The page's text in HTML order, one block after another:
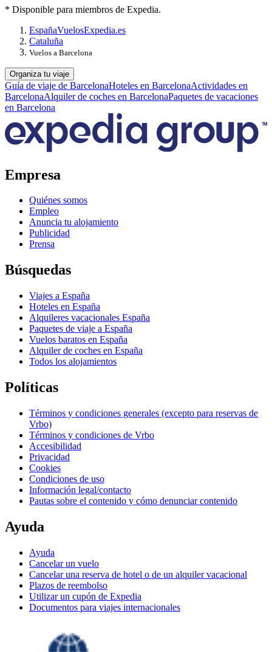
* Disponible para miembros de Expedia.
EspañaVuelosExpedia.es
Cataluña
Vuelos a Barcelona
Organiza tu viaje
Guía de viaje de BarcelonaHoteles en BarcelonaActividades en
BarcelonaAlquiler de coches en BarcelonaPaquetes de vacaciones
en Barcelona
Empresa
Quiénes somos
Empleo
Anuncia tu alojamiento
Publicidad
Prensa
Búsquedas
Viajes a España
Hoteles en España
Alquileres vacacionales España
Paquetes de viaje a España
Vuelos baratos en España
Alquiler de coches en España
Todos los alojamientos
Políticas
Términos y condiciones generales (excepto para reservas de
Vrbo)
Términos y condiciones de Vrbo
Accesibilidad
Privacidad
Cookies
Condiciones de uso
Información legal/contacto
Pautas sobre el contenido y cómo denunciar contenido
Ayuda
Ayuda
Cancelar un vuelo
Cancelar una reserva de hotel o de un alquiler vacacional
Plazos de reembolso
Utilizar un cupón de Expedia
Documentos para viajes internacionales